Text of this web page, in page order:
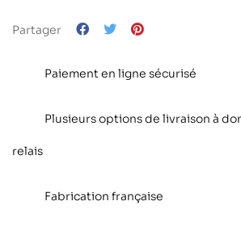
Partager
Paiement en ligne sécurisé
Plusieurs options de livraison à
relais
Fabrication française